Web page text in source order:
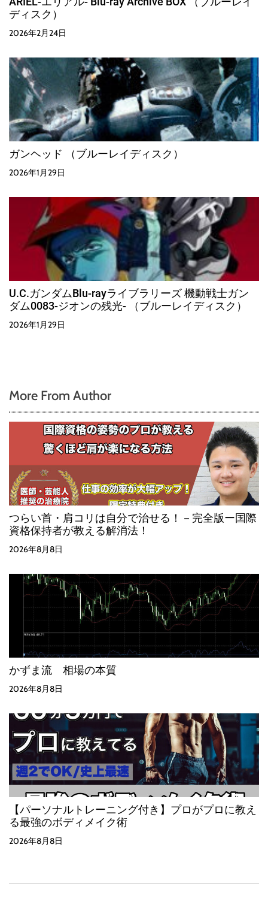
ディスク）
2026年2月24日
ガンヘッド （ブルーレイディスク）
2026年1月29日
U.C.ガンダムBlu-rayライブラリーズ 機動戦士ガン
ダム0083-ジオンの残光- （ブルーレイディスク）
2026年1月29日
More From Author
つらい首・肩コリは自分で治せる！－完全版ー国際
資格保持者が教える解消法！
2026年8月8日
かずま流 相場の本質
2026年8月8日
【パーソナルトレーニング付き】プロがプロに教え
る最強のボディメイク術
2026年8月8日